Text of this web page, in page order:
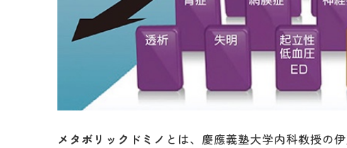
メタボリックドミノ とは、慶應義塾大学内科教授の